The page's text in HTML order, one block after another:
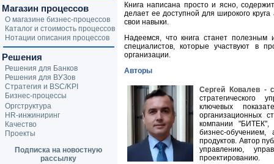
Книга написана просто и ясно,
делает ее доступной для широкого
свои навыки.
Надеемся, что книга станет
специалистов, которые участвуют в
организации.
Авторы
Сергей Ковалев- с
стратегического
ключевых
организационных
компании "БИТЕК",
бизнес-
продуктов. Автор
управлению,
проектированию.
Магазин процессов
О магазине бизнес-процессов
Каталог и стоимость процессов
Нотации описания процессов
Решения
Решения для Банков
Решения для ВУЗов
Стратегия и BSC/KPI
Бизнес-процессы
Оргструктура
HR-инжиниринг
Качество
Проекты
Подписка на новостную
рассылку